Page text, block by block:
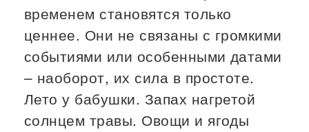
временем становятся только
ценнее. Они не связаны с громкими
событиями или особенными датами
– наоборот, их сила в простоте.
Лето у бабушки. Запах нагретой
солнцем травы. Овощи и ягоды